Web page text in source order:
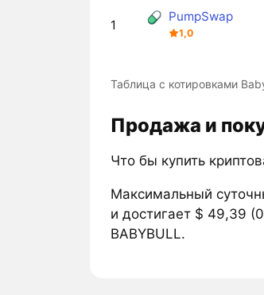
1
PumpSwap
1,0
Таблица с котировками
Продажа и
Что бы купить
Максимальный
и достигает $ 49,39
BABYBULL.